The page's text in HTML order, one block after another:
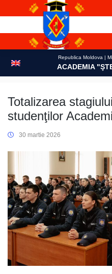
Republica Moldova |
ACADEMIA
Totalizarea
studenţilor
30 martie 2026